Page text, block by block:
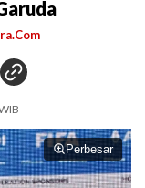
Perbesar